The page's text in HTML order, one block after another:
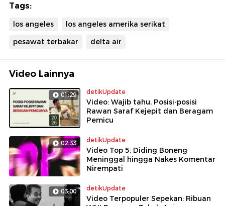
darurat.
Tags:
los angeles
los angeles amerika serikat
pesawat terbakar
delta air
Video Lainnya
01:29 detikUpdate
Video: Wajib tahu, Posisi-posisi
Rawan Saraf Kejepit dan Beragam
Pemicu
02:33 detikUpdate
Video Top 5: Diding Boneng
Meninggal hingga Nakes Komentar
Nirempati
03:00 detikUpdate
Video Terpopuler Sepekan: Ribuan